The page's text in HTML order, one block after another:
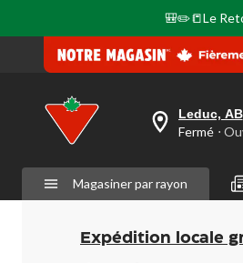
🎒✏️📒Le
votre
est
Leduc,
AB,
Fermé,
Ouverture
Leduc, AB
Fermé
Magasiner par rayon
Expédition locale